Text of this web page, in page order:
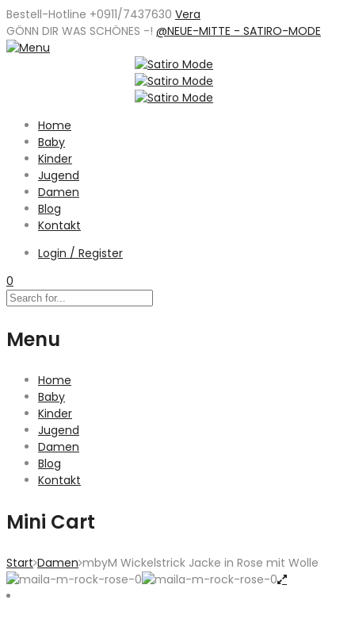
Bestell-Hotline +0911/7437630 Vera
GÖNN DIR WAS SCHÖNES -! @NEUE-MITTE - SATIRO-MODE
Home
Baby
Kinder
Jugend
Damen
Blog
Kontakt
Login / Register
0
Menu
Home
Baby
Kinder
Jugend
Damen
Blog
Kontakt
Mini Cart
Start Damen mbyM Wickelstrick Jacke in Rose mit Wolle